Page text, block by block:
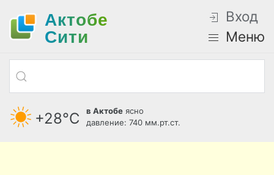
Актобе
Cити
Вход
Меню
+28°С в Актобе ясно
давление: 740 мм.рт.ст.